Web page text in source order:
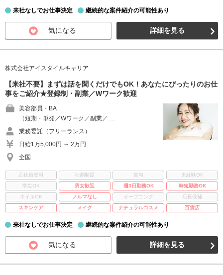
来社なしでお仕事決定 継続的な案件紹介の可能性あり
気になる 詳細を見る
株式会社アイスタイルキャリア
【来社不要】まずは話を聞くだけでもOK！あなたにぴったりのお仕
事をご紹介★登録制・副業／Wワーク歓迎
美容部員・BA
（短期・単発／Wワーク／副業／ …
業務委託（フリーランス）
日給1万5,000円 ～ 2万円
全国
正社員登用 社割制度 賞与
未経験OK
学生OK
男女歓迎 週3日勤務OK
時短勤務OK
ネイルOK
ノルマなし オープニング
店長候補
スキンケア
メイク ナチュラルコスメ 百貨店
来社なしでお仕事決定 継続的な案件紹介の可能性あり
気になる 詳細を見る